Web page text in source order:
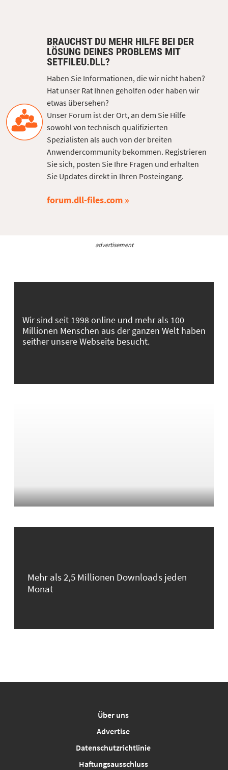
BRAUCHST DU MEHR HILFE BEI DER
LÖSUNG DEINES PROBLEMS MIT
SETFILEU.DLL?
Haben Sie Informationen, die wir nicht haben?
Hat unser Rat Ihnen geholfen oder haben wir
etwas übersehen?
Unser Forum ist der Ort, an dem Sie Hilfe
sowohl von technisch qualifizierten
Spezialisten als auch von der breiten
Anwendercommunity bekommen. Registrieren
Sie sich, posten Sie Ihre Fragen und erhalten
Sie Updates direkt in Ihren Posteingang.
forum.dll-files.com
advertisement
Wir sind seit 1998 online und mehr als 100
Millionen Menschen aus der ganzen Welt haben
seither unsere Webseite besucht.
Mehr als 2,5 Millionen Downloads jeden
Monat
Über uns
Advertise
Datenschutzrichtlinie
Haftungsausschluss